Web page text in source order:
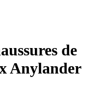
de
Anylander